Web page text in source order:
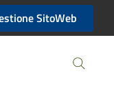
SitoWeb